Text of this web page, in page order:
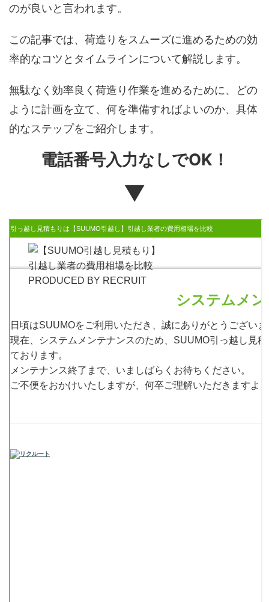
のが良いと言われます。
この記事では、荷造りをスムーズに進めるための効
率的なコツとタイムラインについて解説します。
無駄なく効率良く荷造り作業を進めるために、どの
ように計画を立て、何を準備すればよいのか、具体
的なステップをご紹介します。
電話番号入力なしでOK！
▼